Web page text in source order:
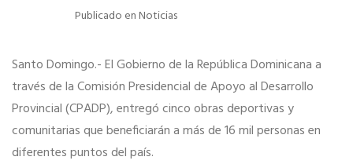
Publicado enNoticias
Santo Domingo.- El Gobierno de la República Dominicana a
través de la Comisión Presidencial de Apoyo al Desarrollo
Provincial (CPADP), entregó cinco obras deportivas y
comunitarias que beneficiarán a más de 16 mil personas en
diferentes puntos del país.